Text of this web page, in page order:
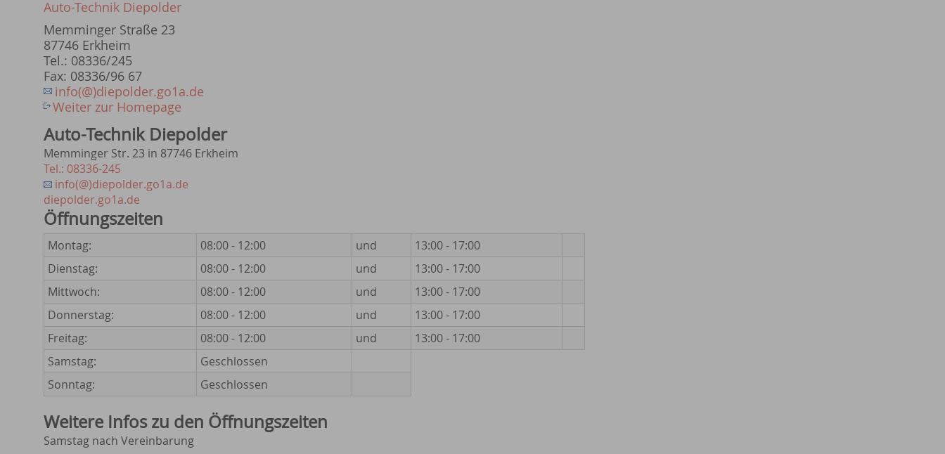
Auto-Technik Diepolder
Memminger Straße 23
87746 Erkheim
Tel.: 08336/245
Fax: 08336/96 67
info(@)diepolder.go1a.de
Weiter zur Homepage
Auto-Technik Diepolder
Memminger Str. 23 in 87746 Erkheim
Tel.: 08336-245
info(@)diepolder.go1a.de
diepolder.go1a.de
Öffnungszeiten
Montag: 08:00 - 12:00 und
13:00 - 17:00
Dienstag:
08:00 - 12:00 und
13:00 - 17:00
Mittwoch:
08:00 - 12:00 und
13:00 - 17:00
Donnerstag:
08:00 - 12:00 und
13:00 - 17:00
Freitag:
08:00 - 12:00 und
13:00 - 17:00
Samstag:
Geschlossen
Sonntag:
Geschlossen
Weitere Infos zu den Öffnungszeiten
Samstag nach Vereinbarung